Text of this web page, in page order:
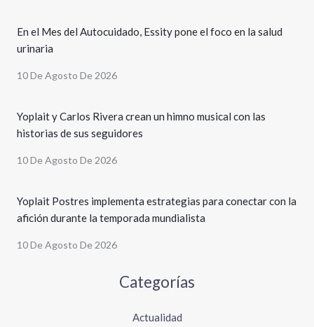
En el Mes del Autocuidado, Essity pone el foco en la salud
urinaria
10 De Agosto De 2026
Yoplait y Carlos Rivera crean un himno musical con las
historias de sus seguidores
10 De Agosto De 2026
Yoplait Postres implementa estrategias para conectar con la
afición durante la temporada mundialista
10 De Agosto De 2026
Categorías
Actualidad